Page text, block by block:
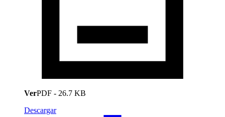
VerPDF - 26.7 KB
Descargar